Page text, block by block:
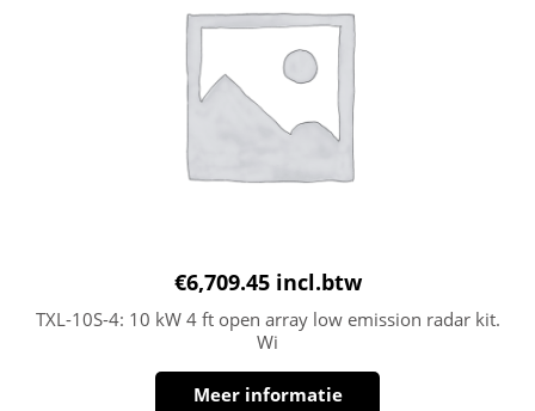
€6,709.45 incl.btw
TXL-10S-4: 10 kW 4 ft open array low emission radar kit.
Wi
Meer informatie